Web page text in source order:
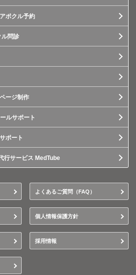
ポクル予約
ル問診
ージ制作
ルサポート
ポート
行サービス MedTube
よくあるご質問（FAQ）
個人情報保護方針
採用情報